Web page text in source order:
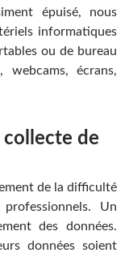
épuisé, nous
informatiques
ou de bureau
écrans,
collecte de
de la difficulté
Un
des données.
données soient